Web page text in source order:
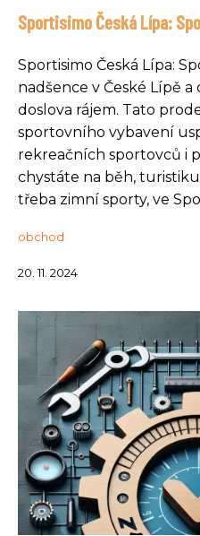
Sportisimo Česká Lípa:
Sportisimo Česká Lípa:
nadšence v České Lípě
doslova rájem. Tato
sportovního vybavení
rekreačních sportovců i
chystáte na běh,
třeba zimní sporty, ve
obchod
20. 11. 2024